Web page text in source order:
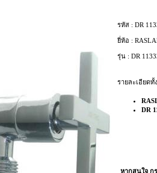
รหัส : DR
ยี่ห้อ :
รุ่น : DR
รายละเอียดทั้
DR
หากสนใจ ก